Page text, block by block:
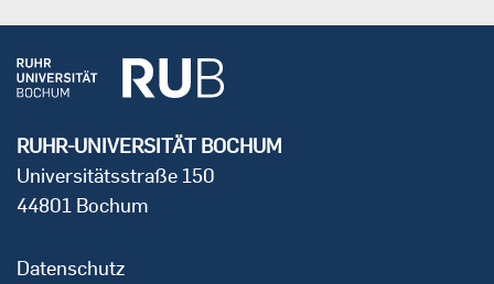
RUHR-UNIVERSITÄT BOCHUM
Universitätsstraße 150
44801 Bochum
Datenschutz